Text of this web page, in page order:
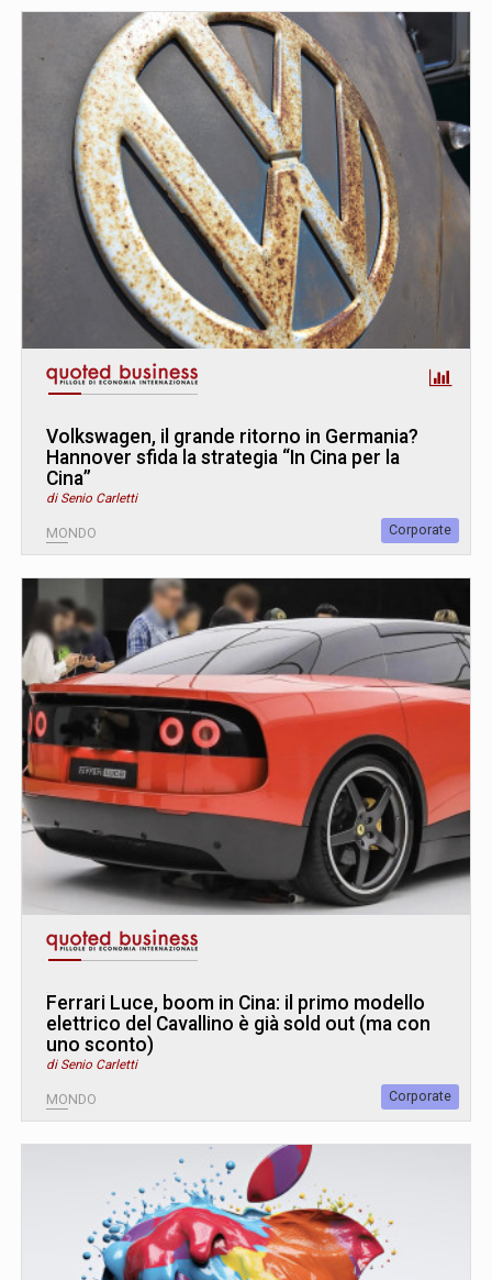
Volkswagen, il grande ritorno in Germania?
Hannover sfida la strategia “In Cina per la
Cina”
di Senio Carletti
MONDO Corporate
Ferrari Luce, boom in Cina: il primo modello
elettrico del Cavallino è già sold out (ma con
uno sconto)
di Senio Carletti
MONDO Corporate